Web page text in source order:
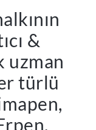
&
uzman
türlü